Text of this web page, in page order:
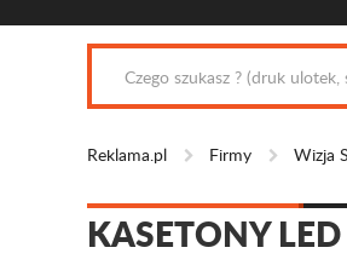
Reklama.pl Firmy Wizja
KASETONY